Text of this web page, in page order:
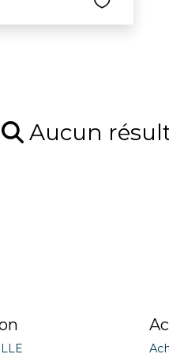
Aucun